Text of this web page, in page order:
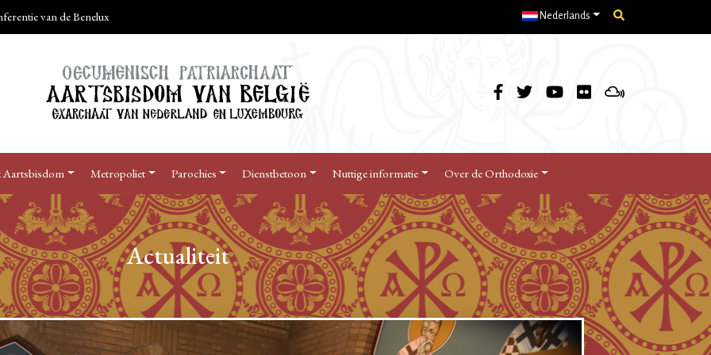
van de Benelux Nederlands
Metropoliet Parochies Dienstbetoon Nuttige informatie Over de Orthodoxie
Actualiteit